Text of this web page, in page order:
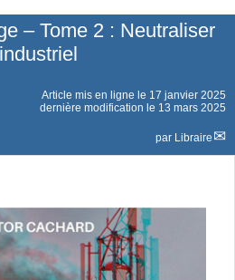
– Tome 2 : Neutraliser
Article mis en ligne le 17 janvier 2025
dernière modification le 13 mars 2025
par Libraire